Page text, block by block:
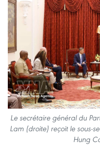
Le secrétaire général du
Lam (droite) reçoit le sous-
Hung